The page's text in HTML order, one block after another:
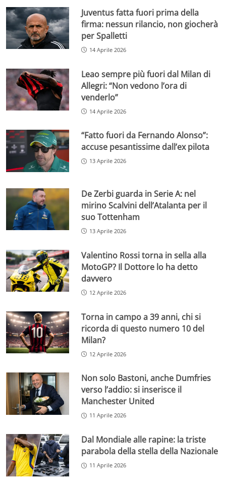
Juventus fatta fuori prima della
firma: nessun rilancio, non giocherà
per Spalletti
14 Aprile 2026
Leao sempre più fuori dal Milan di
Allegri: “Non vedono l’ora di
venderlo”
14 Aprile 2026
“Fatto fuori da Fernando Alonso”:
accuse pesantissime dall’ex pilota
13 Aprile 2026
De Zerbi guarda in Serie A: nel
mirino Scalvini dell’Atalanta per il
suo Tottenham
13 Aprile 2026
Valentino Rossi torna in sella alla
MotoGP? Il Dottore lo ha detto
davvero
12 Aprile 2026
Torna in campo a 39 anni, chi si
ricorda di questo numero 10 del
Milan?
12 Aprile 2026
Non solo Bastoni, anche Dumfries
verso l’addio: si inserisce il
Manchester United
11 Aprile 2026
Dal Mondiale alle rapine: la triste
parabola della stella della Nazionale
11 Aprile 2026